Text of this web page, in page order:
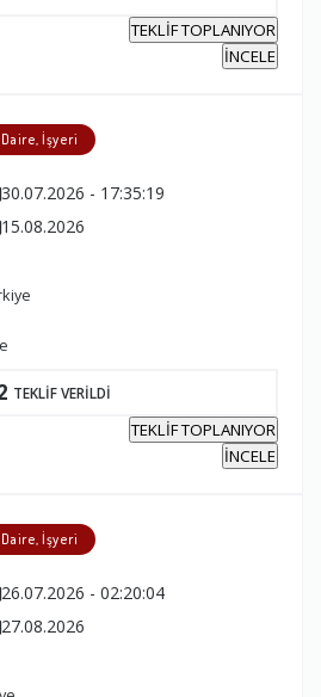
TEKLİF TOPLANIYOR
İNCELE
Daire, İşyeri
30.07.2026 - 17:35:19
15.08.2026
TEKLİF VERİLDİ
TEKLİF TOPLANIYOR
İNCELE
Daire, İşyeri
26.07.2026 - 02:20:04
27.08.2026